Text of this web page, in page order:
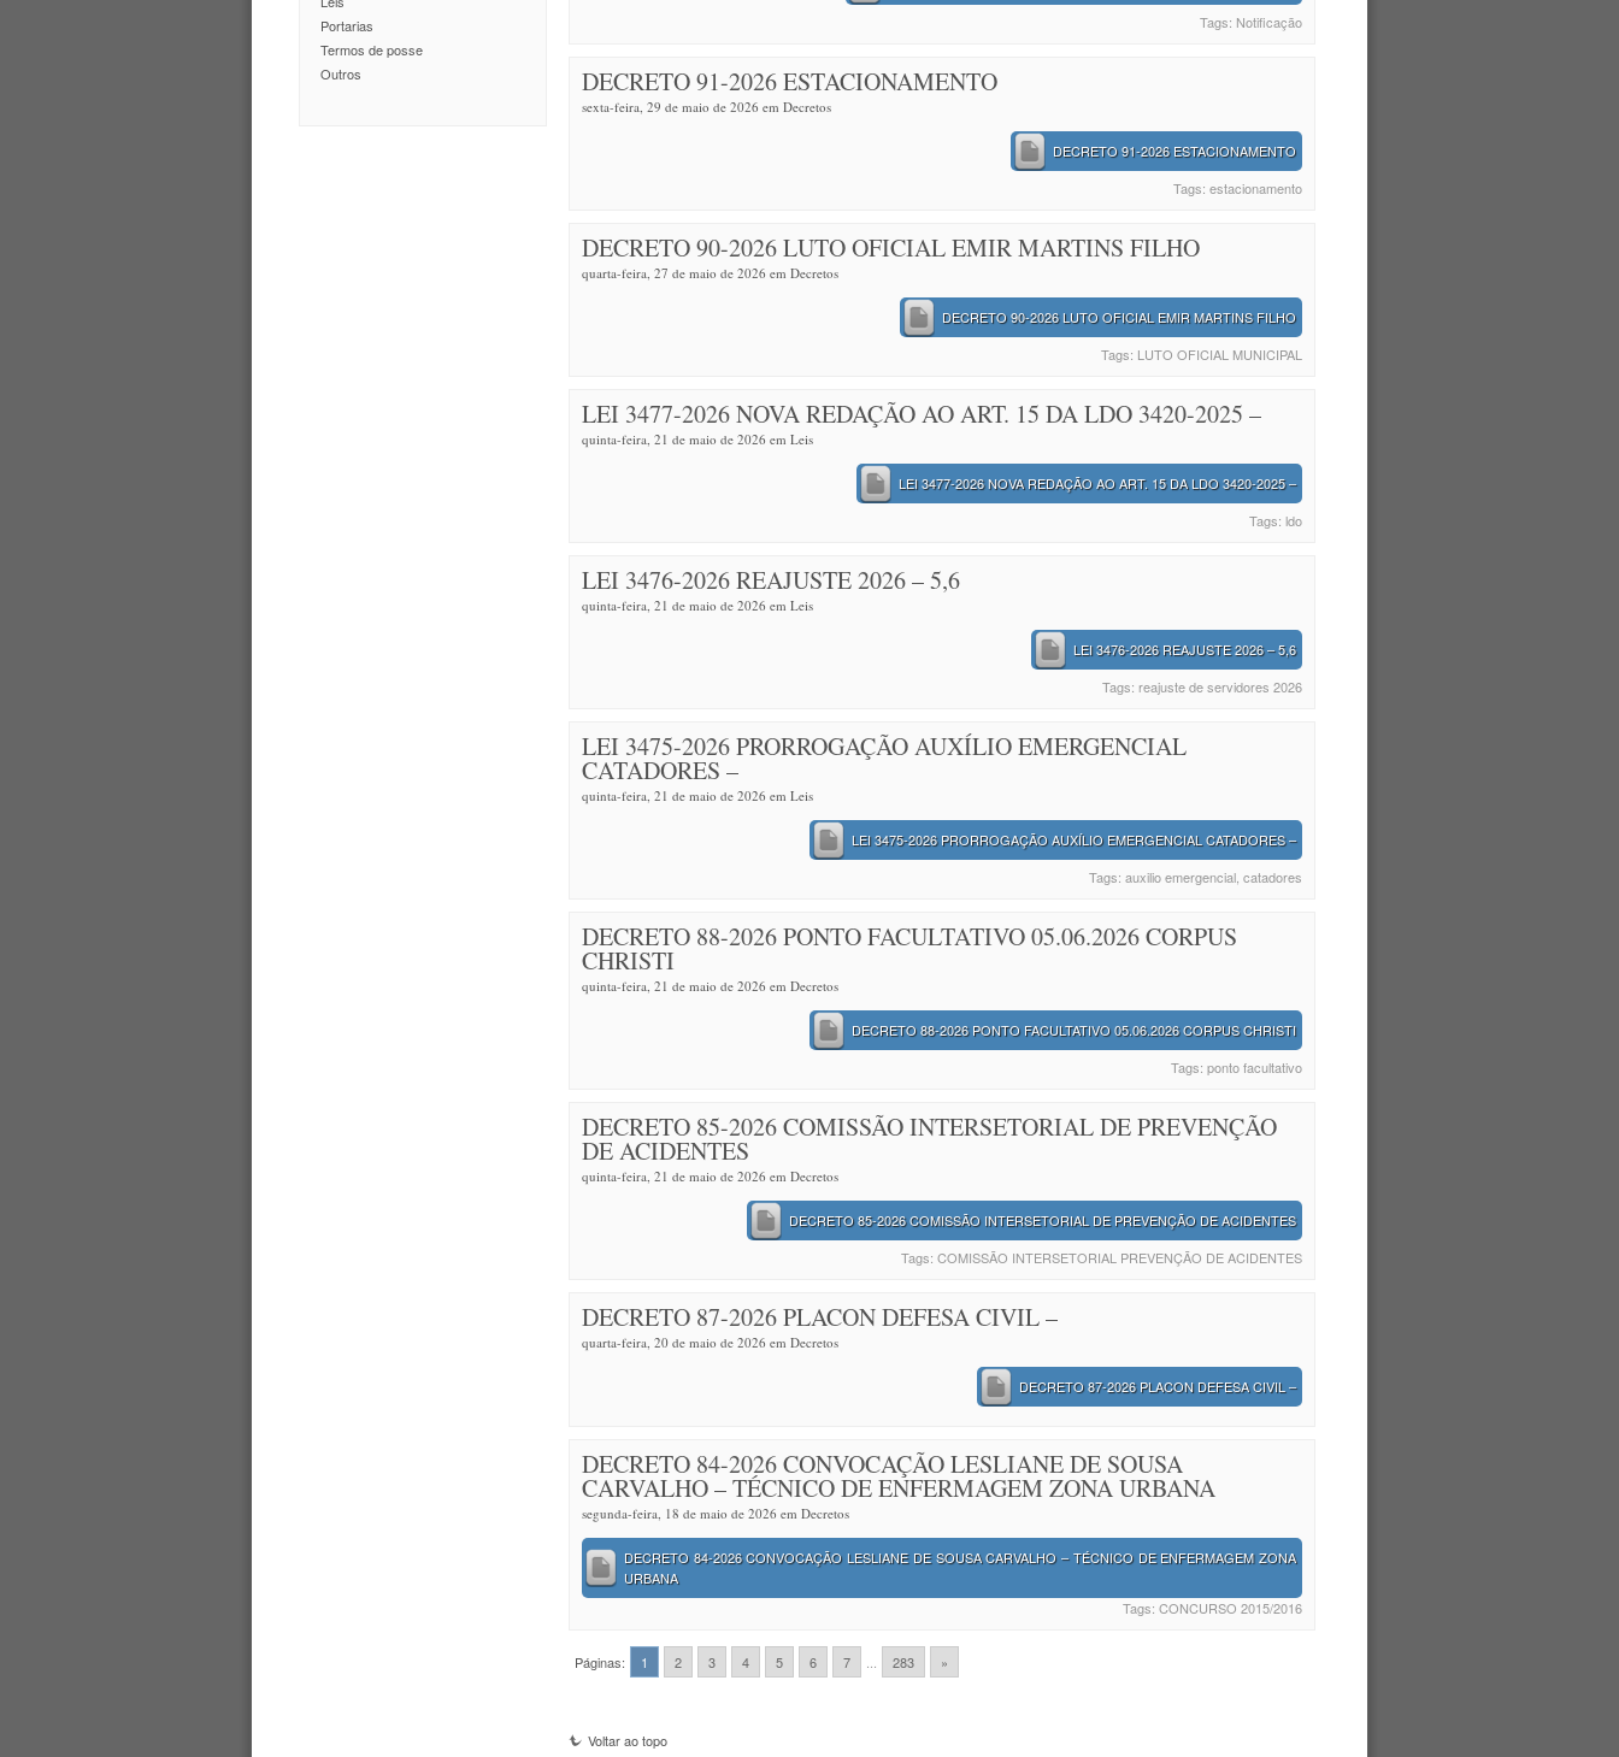
Portarias
Termos de posse
Outros
Tags: Notificação
DECRETO 91-2026 ESTACIONAMENTO
sexta-feira, 29 de maio de 2026 em Decretos
DECRETO 91-2026 ESTACIONAMENTO
Tags: estacionamento
DECRETO 90-2026 LUTO OFICIAL EMIR MARTINS FILHO
quarta-feira, 27 de maio de 2026 em Decretos
DECRETO 90-2026 LUTO OFICIAL EMIR MARTINS FILHO
Tags: LUTO OFICIAL MUNICIPAL
LEI 3477-2026 NOVA REDAÇÃO AO ART. 15 DA LDO 3420-2025 –
quinta-feira, 21 de maio de 2026 em Leis
LEI 3477-2026 NOVA REDAÇÃO AO ART. 15 DA LDO 3420-2025 –
Tags: ldo
LEI 3476-2026 REAJUSTE 2026 – 5,6
quinta-feira, 21 de maio de 2026 em Leis
LEI 3476-2026 REAJUSTE 2026 – 5,6
Tags: reajuste de servidores 2026
LEI 3475-2026 PRORROGAÇÃO AUXÍLIO EMERGENCIAL
CATADORES –
quinta-feira, 21 de maio de 2026 em Leis
LEI 3475-2026 PRORROGAÇÃO AUXÍLIO EMERGENCIAL CATADORES –
Tags: auxilio emergencial catadores
DECRETO 88-2026 PONTO FACULTATIVO 05.06.2026 CORPUS
CHRISTI
quinta-feira, 21 de maio de 2026 em Decretos
DECRETO 88-2026 PONTO FACULTATIVO 05.06.2026 CORPUS CHRISTI
Tags: ponto facultativo
DECRETO 85-2026 COMISSÃO INTERSETORIAL DE PREVENÇÃO
DE ACIDENTES
quinta-feira, 21 de maio de 2026 em Decretos
DECRETO 85-2026 COMISSÃO INTERSETORIAL DE PREVENÇÃO DE ACIDENTES
Tags: COMISSÃO INTERSETORIAL PREVENÇÃO DE ACIDENTES
DECRETO 87-2026 PLACON DEFESA CIVIL –
quarta-feira, 20 de maio de 2026 em Decretos
DECRETO 87-2026 PLACON DEFESA CIVIL –
DECRETO 84-2026 CONVOCAÇÃO LESLIANE DE SOUSA
CARVALHO – TÉCNICO DE ENFERMAGEM ZONA URBANA
segunda-feira, 18 de maio de 2026 em Decretos
DECRETO 84-2026 CONVOCAÇÃO LESLIANE DE SOUSA CARVALHO – TÉCNICO DE ENFERMAGEM ZONA
URBANA
Tags: CONCURSO 2015/2016
Páginas: 1 2 3 4 5 6 7 283 »
Voltar ao topo